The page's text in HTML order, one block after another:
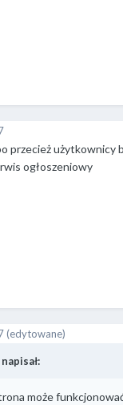
przecież użytkownicy
ogłoszeniowy
(edytowane)
może